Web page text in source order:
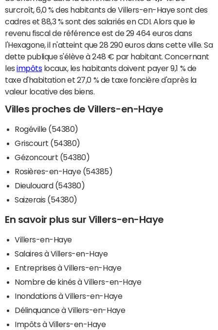
surcroît, 6,0 % des habitants de Villers-en-Haye sont des
cadres et 88,3 % sont des salariés en CDI. Alors que le
revenu fiscal de référence est de 29 464 euros dans
l'Hexagone, il n'atteint que 28 290 euros dans cette ville. Sa
dette publique s'élève à 248 € par habitant. Concernant
lesimpôtslocaux, les habitants doivent payer 9,1 % de
taxe d'habitation et 27,0 % de taxe foncière d'après la
valeur locative des biens.
Villes proches de Villers-en-Haye
Rogéville (54380)
Griscourt (54380)
Gézoncourt (54380)
Rosières-en-Haye (54385)
Dieulouard (54380)
Saizerais (54380)
En savoir plus sur Villers-en-Haye
Villers-en-Haye
Salaires à Villers-en-Haye
Entreprises à Villers-en-Haye
Nombre de kinés à Villers-en-Haye
Inondations à Villers-en-Haye
Délinquance à Villers-en-Haye
Impôts à Villers-en-Haye